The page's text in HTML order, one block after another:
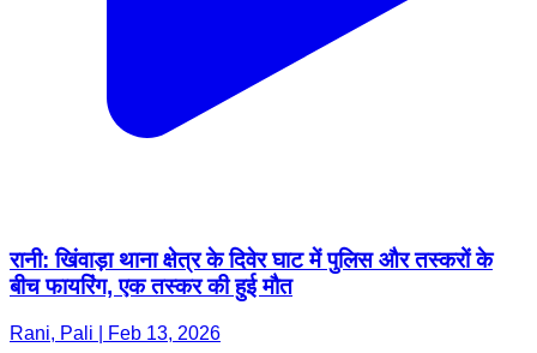
रानी: खिंवाड़ा थाना क्षेत्र के दिवेर घाट में पुलिस और तस्करों के
बीच फायरिंग, एक तस्कर की हुई मौत
Rani, Pali | Feb 13, 2026